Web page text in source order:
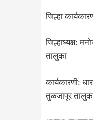
जिल्हा
जिल्हाध्यक्ष:
तालुका
कार्यकारणी:
तुळजापूर